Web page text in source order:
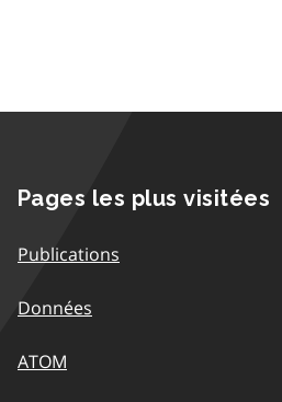
Pages les plus visitées
Publications
Données
ATOM